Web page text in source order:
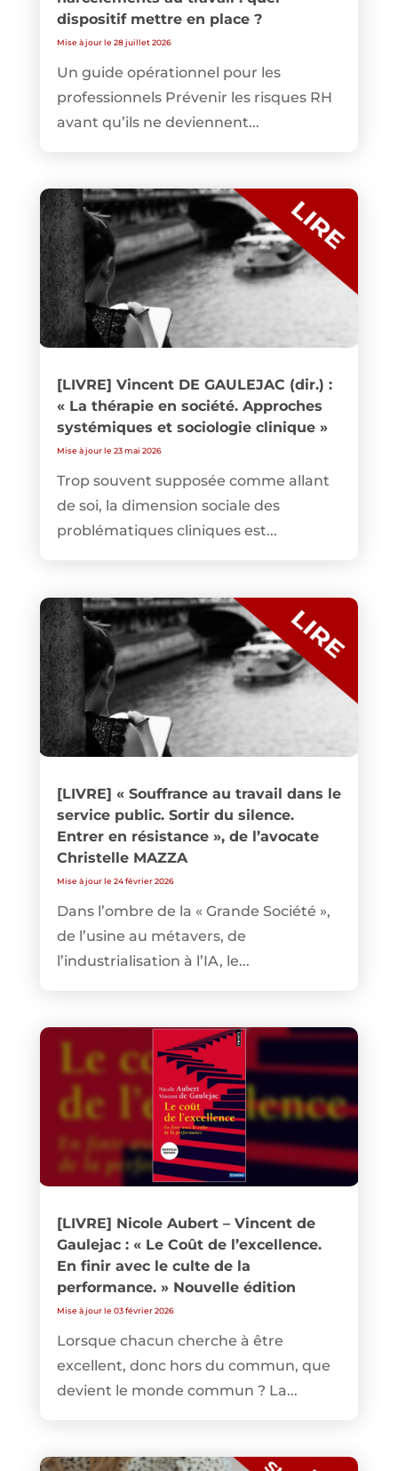
dispositif mettre en place ?
Mise à jour le 28 juillet 2026
Un guide opérationnel pour les
professionnels Prévenir les risques RH
avant qu’ils ne deviennent...
[LIVRE] Vincent DE GAULEJAC (dir.) :
« La thérapie en société. Approches
systémiques et sociologie clinique »
Mise à jour le 23 mai 2026
Trop souvent supposée comme allant
de soi, la dimension sociale des
problématiques cliniques est...
[LIVRE] « Souffrance au travail dans le
service public. Sortir du silence.
Entrer en résistance », de l’avocate
Christelle MAZZA
Mise à jour le 24 février 2026
Dans l’ombre de la « Grande Société »,
de l’usine au métavers, de
l’industrialisation à l’IA, le...
[LIVRE] Nicole Aubert – Vincent de
Gaulejac : « Le Coût de l’excellence.
En finir avec le culte de la
performance. » Nouvelle édition
Mise à jour le 03 février 2026
Lorsque chacun cherche à être
excellent, donc hors du commun, que
devient le monde commun ? La...